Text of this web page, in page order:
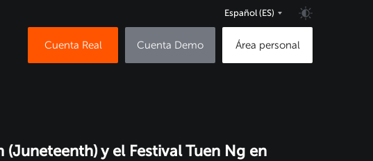
Español(ES)
Cuenta Real Cuenta Demo Área personal
y el Festival Tuen Ng en